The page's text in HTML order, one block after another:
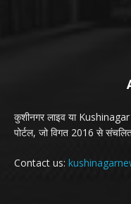
कुशीनगर लाइव या
पोर्टल, जो विगत 2016 से
Contact us: